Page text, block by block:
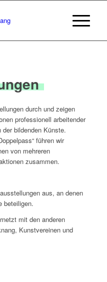
durch und zeigen
professionell arbeitender
bildenden Künste.
führen wir
von mehreren
zusammen.
aus, an denen
beteiligen.
mit den anderen
Kunstvereinen und